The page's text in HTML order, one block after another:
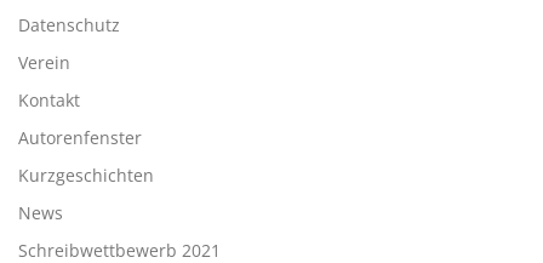
Datenschutz
Verein
Kontakt
Autorenfenster
Kurzgeschichten
News
Schreibwettbewerb 2021